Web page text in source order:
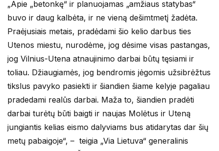
„Apie „betonkę“ ir planuojamas „amžiaus statybas“
buvo ir daug kalbėta, ir ne vieną dešimtmetį žadėta.
Praėjusiais metais, pradėdami šio kelio darbus ties
Utenos miestu, nurodėme, jog dėsime visas pastangas,
jog Vilnius-Utena atnaujinimo darbai būtų tęsiami ir
toliau. Džiaugiamės, jog bendromis jėgomis užsibrėžtus
tikslus pavyko pasiekti ir šiandien šiame kelyje pagaliau
pradedami realūs darbai. Maža to, šiandien pradėti
darbai turėtų būti baigti ir naujas Molėtus ir Uteną
jungiantis kelias eismo dalyviams bus atidarytas dar šių
metų pabaigoje“, – teigia „Via Lietuva“ generalinis